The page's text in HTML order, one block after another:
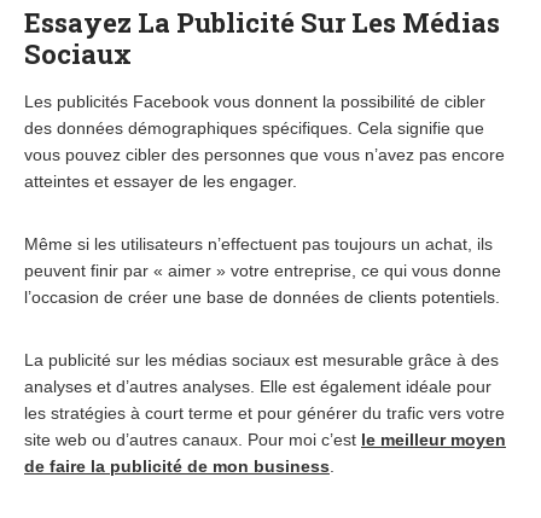
Essayez La Publicité Sur Les Médias
Sociaux
Les publicités Facebook vous donnent la possibilité de cibler
des données démographiques spécifiques. Cela signifie que
vous pouvez cibler des personnes que vous n’avez pas encore
atteintes et essayer de les engager.
Même si les utilisateurs n’effectuent pas toujours un achat, ils
peuvent finir par « aimer » votre entreprise, ce qui vous donne
l’occasion de créer une base de données de clients potentiels.
La publicité sur les médias sociaux est mesurable grâce à des
analyses et d’autres analyses. Elle est également idéale pour
les stratégies à court terme et pour générer du trafic vers votre
site web ou d’autres canaux. Pour moi c’est le meilleur moyen
de faire la publicité de mon business